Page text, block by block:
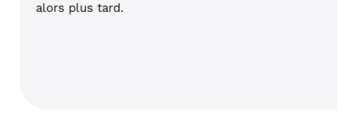
alors plus tard.